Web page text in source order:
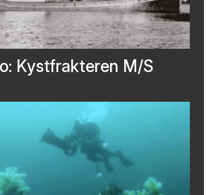
Kystfrakteren M/S